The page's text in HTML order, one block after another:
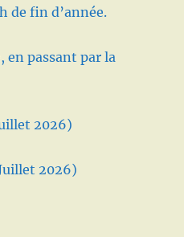
de fin d’année.
en passant par la
2026)
2026)